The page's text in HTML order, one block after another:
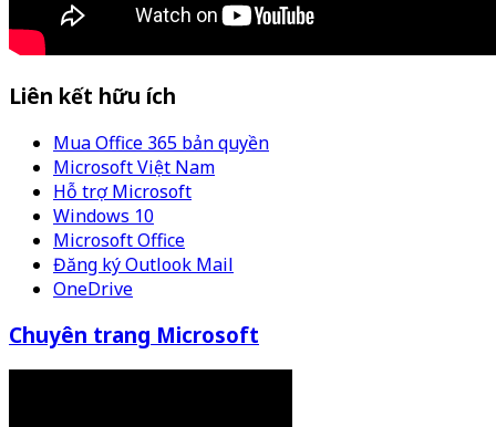
Liên kết hữu ích
Mua Office 365 bản quyền
Microsoft Việt Nam
Hỗ trợ Microsoft
Windows 10
Microsoft Office
Đăng ký Outlook Mail
OneDrive
Chuyên trang Microsoft